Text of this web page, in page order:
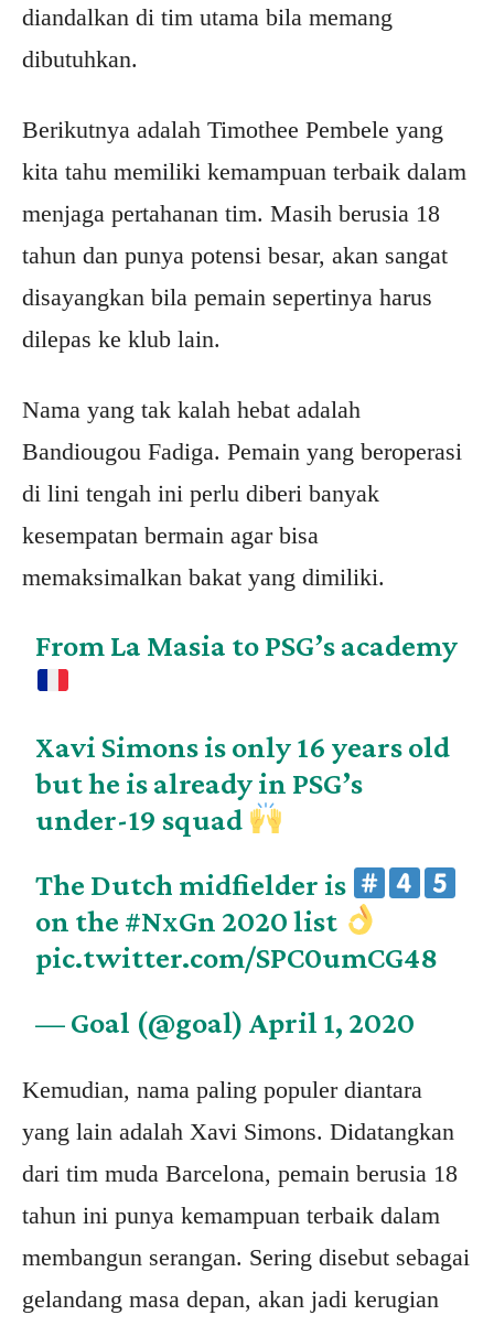
diandalkan di tim utama bila memang
dibutuhkan.
Berikutnya adalah Timothee Pembele yang
kita tahu memiliki kemampuan terbaik dalam
menjaga pertahanan tim. Masih berusia 18
tahun dan punya potensi besar, akan sangat
disayangkan bila pemain sepertinya harus
dilepas ke klub lain.
Nama yang tak kalah hebat adalah
Bandiougou Fadiga. Pemain yang beroperasi
di lini tengah ini perlu diberi banyak
kesempatan bermain agar bisa
memaksimalkan bakat yang dimiliki.
From La Masia to PSG’s academy
Xavi Simons is only 16 years old
but he is already in PSG’s
under-19 squad
The Dutch midfielder is
on the #NxGn 2020 list
pic.twitter.com/SPC0umCG48
— Goal (@goal)April 1, 2020
Kemudian, nama paling populer diantara
yang lain adalah Xavi Simons. Didatangkan
dari tim muda Barcelona, pemain berusia 18
tahun ini punya kemampuan terbaik dalam
membangun serangan. Sering disebut sebagai
gelandang masa depan, akan jadi kerugian